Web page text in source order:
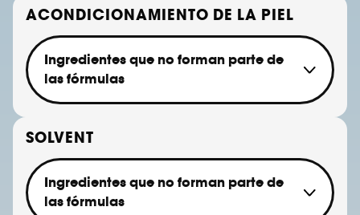
5-bromo-5-nitro-1,3-dioxane
Diazolidinyl urea
Dmdm hydantoin
Formaldehyde
Imidazolidinyl urea
Quaternium-15
Sodium hydroxymethylglycinate
Methanediol (methylene glycol)
Glyoxal
ACONDICIONAMIENTO DE LA PIEL
Ingredientes que no forman parte de
las fórmulas
Hydrogenated Mineral Oil
Paraffin
SOLVENT
Ingredientes que no forman parte de
las fórmulas